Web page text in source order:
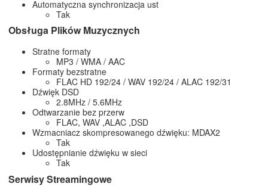
Automatyczna synchronizacja ust
Tak
Obsługa Plików Muzycznych
Stratne formaty
MP3 / WMA / AAC
Formaty bezstratne
FLAC HD 192/24 / WAV 192/24 / ALAC 192/31
Dźwięk DSD
2.8MHz / 5.6MHz
Odtwarzanie bez przerw
FLAC, WAV ,ALAC ,DSD
Wzmacniacz skompresowanego dźwięku: MDAX2
Tak
Udostępnianie dźwięku w sieci
Tak
Serwisy Streamingowe